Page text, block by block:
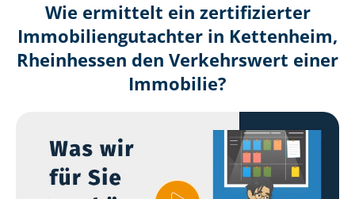
Wie ermittelt ein zertifizierter
Immobilien­gutachter in Kettenheim,
Rheinhessen den Verkehrswert einer
Immobilie?